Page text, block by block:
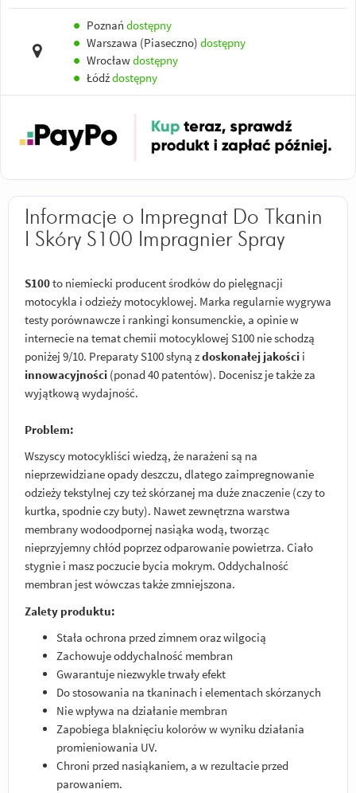
● Poznań dostępny
● Warszawa (Piaseczno) dostępny
● Wrocławdostępny
● Łódźdostępny
Informacje o Impregnat Do Tkanin
I Skóry S100 Impragnier Spray
S100to niemiecki producent środków do pielęgnacji
motocykla i odzieży motocyklowej. Marka regularnie wygrywa
testy porównawcze i rankingi konsumenckie, a opinie w
internecie na temat chemii motocyklowej S100 nie schodzą
poniżej 9/10. Preparaty S100 słyną zdoskonałej jakości i
innowacyjności (ponad 40 patentów). Docenisz je także za
wyjątkową wydajność.
Problem:
Wszyscy motocykliści wiedzą, że narażeni są na
nieprzewidziane opady deszczu, dlatego zaimpregnowanie
odzieży tekstylnej czy też skórzanej ma duże znaczenie (czy to
kurtka, spodnie czy buty). Nawet zewnętrzna warstwa
membrany wodoodpornej nasiąka wodą, tworząc
nieprzyjemny chłód poprzez odparowanie powietrza. Ciało
stygnie i masz poczucie bycia mokrym. Oddychalność
membran jest wówczas także zmniejszona.
Zalety produktu:
Stała ochrona przed zimnem oraz wilgocią
Zachowuje oddychalność membran
Gwarantuje niezwykle trwały efekt
Do stosowania na tkaninach i elementach skórzanych
Nie wpływa na działanie membran
Zapobiega blaknięciu kolorów w wyniku działania
promieniowania UV.
Chroni przed nasiąkaniem, a w rezultacie przed
parowaniem.